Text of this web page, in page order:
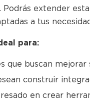
extender
a tus
para:
que buscan
construir
en crear